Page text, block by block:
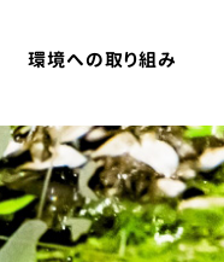
環境への取り組み